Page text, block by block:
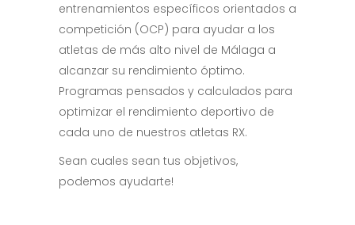
entrenamientos específicos orientados a
competición (OCP) para ayudar a los
atletas de más alto nivel de Málaga a
alcanzar su rendimiento óptimo.
Programas pensados y calculados para
optimizar el rendimiento deportivo de
cada uno de nuestros atletas RX.
Sean cuales sean tus objetivos,
podemos ayudarte!